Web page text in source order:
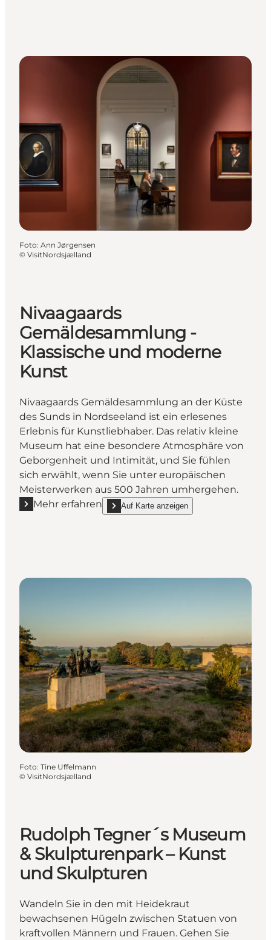
Foto: Ann Jørgensen
© VisitNordsjælland
Nivaagaards
Gemäldesammlung -
Klassische und moderne
Kunst
Nivaagaards Gemäldesammlung an der Küste
des Sunds in Nordseeland ist ein erlesenes
Erlebnis für Kunstliebhaber. Das relativ kleine
Museum hat eine besondere Atmosphäre von
Geborgenheit und Intimität, und Sie fühlen
sich erwählt, wenn Sie unter europäischen
Meisterwerken aus 500 Jahren umhergehen.
Mehr erfahren
Mehr erfahren "Nivaagaards Gemäldesammlung -
Auf Karte anzeigen
show Nivaagaards Gemäldesammlung -
Foto: Tine Uffelmann
© VisitNordsjælland
Rudolph Tegner´s Museum
& Skulpturenpark – Kunst
und Skulpturen
Wandeln Sie in den mit Heidekraut
bewachsenen Hügeln zwischen Statuen von
kraftvollen Männern und Frauen. Gehen Sie